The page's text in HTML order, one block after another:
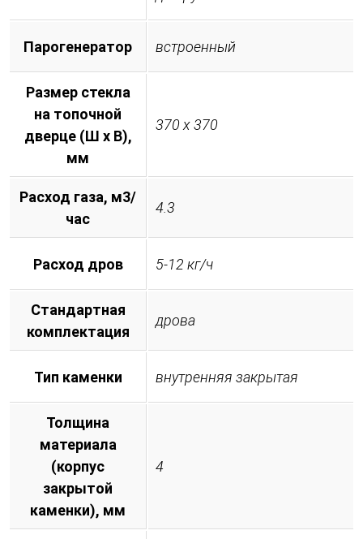
Парогенератор встроенный
Размер стекла
на топочной
дверце (Ш х В),
мм
370 х 370
Расход газа, м3/
час
4.3
Расход дров 5-12 кг/ч
Стандартная
комплектация
дрова
Тип каменки внутренняя закрытая
Толщина
материала
(корпус
закрытой
каменки), мм
4